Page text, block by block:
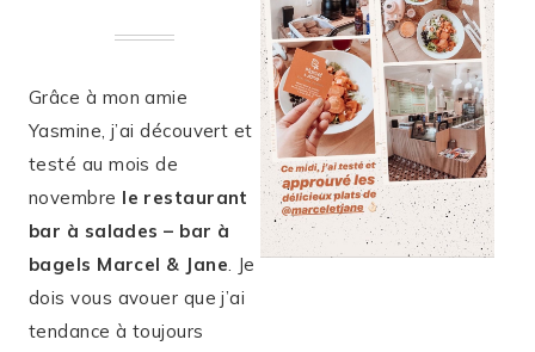
Grâce à mon amie
Yasmine, j’ai découvert et
testé au mois de
novembre le restaurant
bar à salades – bar à
bagels Marcel & Jane. Je
dois vous avouer que j’ai
tendance à toujours